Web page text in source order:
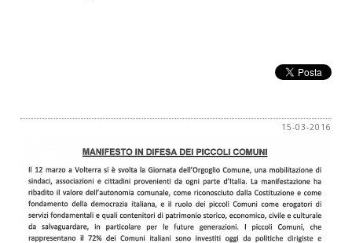
15-03-2016